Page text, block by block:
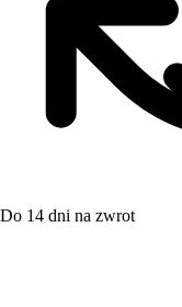
Do 14 dni na zwrot